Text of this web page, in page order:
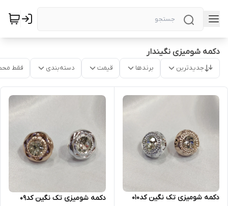
دکمه شومیزی نگیندار
جدیدترین برندها قیمت دسته‌بندی فقط
دکمه شومیزی تک نگین کد۰۱۰ دکمه شومیزی تک نگین کد۰۹